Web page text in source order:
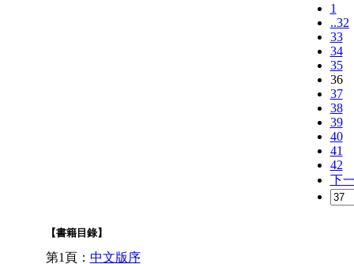
1
..32
33
34
35
36
37
38
39
40
41
42
下
【書籍目錄】
第1頁： 中文版序